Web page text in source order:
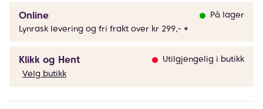
Online
På lager
Lynrask levering og fri frakt over kr 299,- *
Klikk og Hent
Utilgjengelig i butikk
Velg butikk